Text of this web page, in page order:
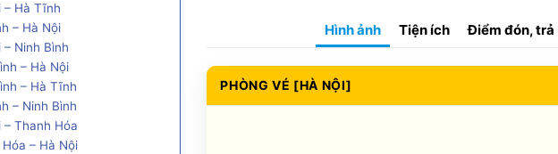
– Hà Tĩnh
– Hà Nội
Ninh Bình
– Hà Nội
– Hà Tĩnh
– Ninh Bình
– Thanh Hóa
– Hà Nội
Hình ảnh Tiện ích Điểm đón, trả
PHÒNG VÉ [HÀ NỘI]